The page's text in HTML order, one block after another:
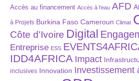
Accès au financement Accès à l’eau AFD
à Projets Burkina Faso Cameroun Climat
Côte d'Ivoire Digital
Entreprise ESS
IDD4AFRICA Impact
inclusives Innovation Investissement